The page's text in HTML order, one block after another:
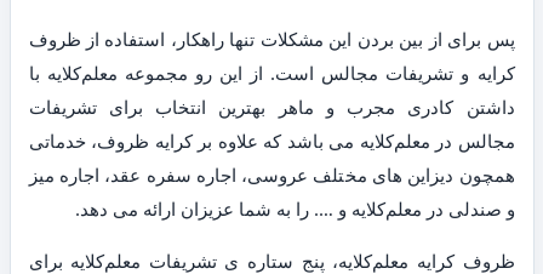
پس برای از بین بردن این مشکلات تنها راهکار، استفاده از ظروف
کرایه و تشریفات مجالس است. از این رو مجموعه معلم‌کلایه با
داشتن کادری مجرب و ماهر بهترین انتخاب برای تشریفات
مجالس در معلم‌کلایه می باشد که علاوه بر کرایه ظروف، خدماتی
همچون دیزاین های مختلف عروسی، اجاره سفره عقد، اجاره میز
و صندلی در معلم‌کلایه و …. را به شما عزیزان ارائه می دهد.
ظروف کرایه معلم‌کلایه، پنج ستاره ی تشریفات معلم‌کلایه برای